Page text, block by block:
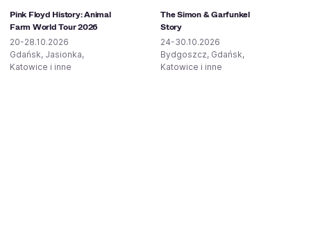
Pink Floyd History: Animal
Farm World Tour 2026
20-28.10.2026
Gdańsk, Jasionka,
Katowice i inne
The Simon & Garfunkel
Story
24-30.10.2026
Bydgoszcz, Gdańsk,
Katowice i inne